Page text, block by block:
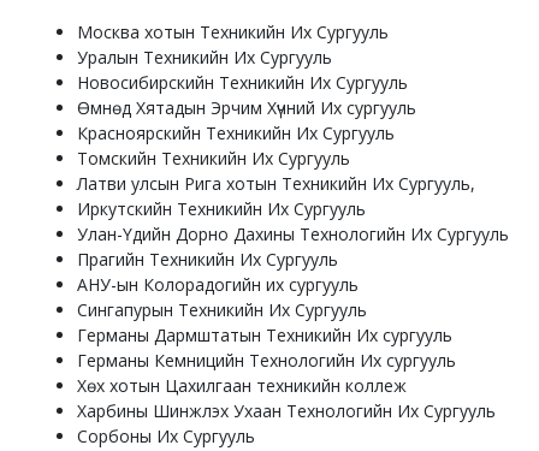
Москва хотын Техникийн Их Сургууль
Уралын Техникийн Их Сургууль
Новосибирскийн Техникийн Их Сургууль
Өмнөд Хятадын Эрчим Хүчний Их сургууль
Красноярскийн Техникийн Их Сургууль
Томскийн Техникийн Их Сургууль
Латви улсын Рига хотын Техникийн Их Сургууль,
Иркутскийн Техникийн Их Сургууль
Улан-Үдийн Дорно Дахины Технологийн Их Сургууль
Прагийн Техникийн Их Сургууль
АНУ-ын Колорадогийн их сургууль
Сингапурын Техникийн Их Сургууль
Германы Дармштатын Техникийн Их сургууль
Германы Кемницийн Технологийн Их сургууль
Хөх хотын Цахилгаан техникийн коллеж
Харбины Шинжлэх Ухаан Технологийн Их Сургууль
Сорбоны Их Сургууль